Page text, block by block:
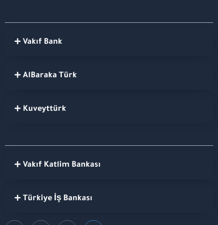
Vakıf Bank
AlBaraka Türk
Kuveyttürk
Vakıf Katlim Bankası
Türkiye İş Bankası